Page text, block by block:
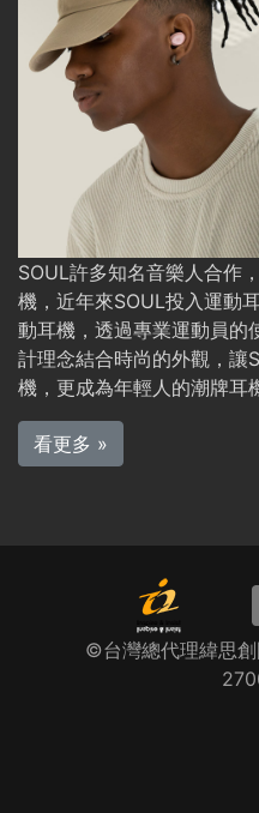
SOUL許多知名音樂人合作
機，近年來SOUL投入運動
動耳機，透過專業運動員的
計理念結合時尚的外觀，讓
機，更成為年輕人的潮牌耳
看更多 »
©台灣總代理緯思